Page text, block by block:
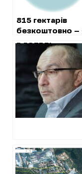
815 гектарів
безкоштовно –
працює
харківська
«кооперативна
схема»
В ГОТЕЛІ
«НАЦІОНАЛЬ»,
ХАРКІВСЬКІЙ
МІСЬКРАДІ ТА
ПРИВАТНИХ
БУДИНКАХ
ТРИВАЮТЬ
ОБШУКИ ЧЕРЕЗ
Земельна
“атошниками”:
справа ЖБК